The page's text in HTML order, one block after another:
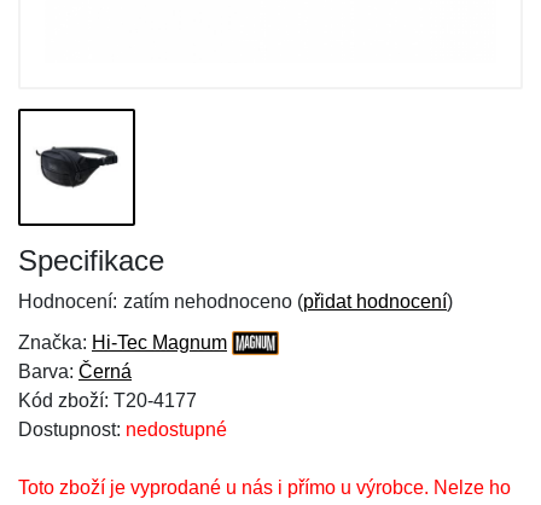
Specifikace
Hodnocení: zatím nehodnoceno (přidat hodnocení)
Značka: Hi-Tec Magnum
Barva: Černá
Kód zboží: T20-4177
Dostupnost: nedostupné
Toto zboží je vyprodané u nás i přímo u výrobce. Nelze ho